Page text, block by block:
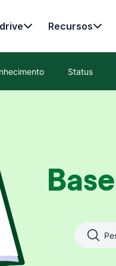
Recursos
Status